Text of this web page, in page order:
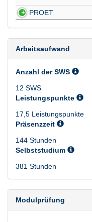
PROET
Arbeitsaufwand
Anzahl der SWS
12 SWS
Leistungspunkte
17,5 Leistungspunkte
Präsenzzeit
144 Stunden
Selbststudium
381 Stunden
Modulprüfung